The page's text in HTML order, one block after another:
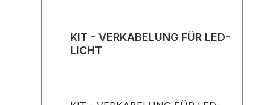
KIT - VERKABELUNG FÜR LED-
LICHT